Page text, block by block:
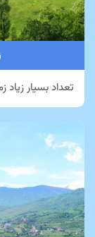
تعداد بسیار